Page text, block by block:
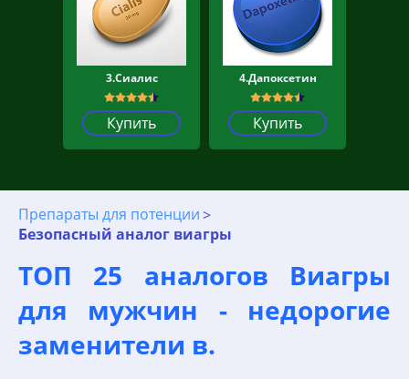
3.Сиалис
Купить
4.Дапоксетин
Купить
Препараты для потенции
Безопасный аналог виагры
ТОП 25 аналогов Виагры
для мужчин - недорогие
заменители в.